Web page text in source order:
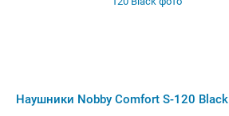
Наушники Nobby Comfort S-120 Black